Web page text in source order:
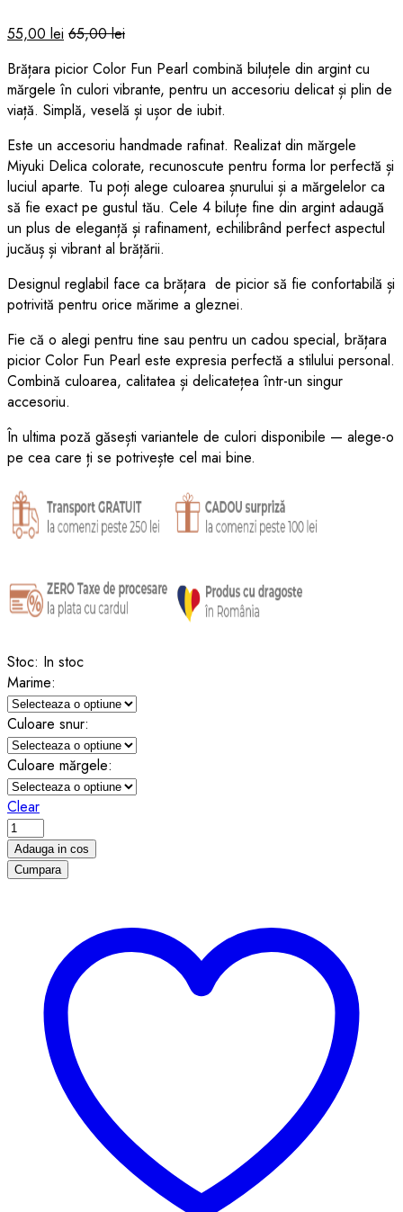
55,00 lei 65,00lei
Brățara picior Color Fun Pearl combină biluțele din argint cu
mărgele în culori vibrante, pentru un accesoriu delicat și plin de
viață. Simplă, veselă și ușor de iubit.
Este un accesoriu handmade rafinat. Realizat din mărgele
Miyuki Delica colorate, recunoscute pentru forma lor perfectă și
luciul aparte. Tu poți alege culoarea șnurului și a mărgelelor ca
să fie exact pe gustul tău. Cele 4 biluțe fine din argint adaugă
un plus de eleganță și rafinament, echilibrând perfect aspectul
jucăuș și vibrant al brățării.
Designul reglabil face ca brățara de picior să fie confortabilă și
potrivită pentru orice mărime a gleznei.
Fie că o alegi pentru tine sau pentru un cadou special, brățara
picior Color Fun Pearl este expresia perfectă a stilului personal.
Combină culoarea, calitatea și delicatețea într-un singur
accesoriu.
În ultima poză găsești variantele de culori disponibile — alege-o
pe cea care ți se potrivește cel mai bine.
Stoc: In stoc
Marime:
Culoare snur:
Culoare mărgele:
Clear
Brățară
picior
Color
Adauga in cos
Cumpara